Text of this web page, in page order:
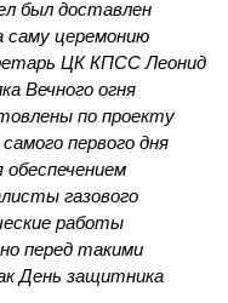
был доставлен
саму церемонию
ЦК КПСС Леонид
Вечного огня
по проекту
первого дня
газового
работы
перед такими
День защитника